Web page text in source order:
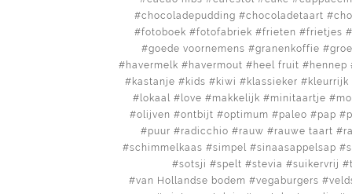
chocoladepudding
chocoladetaart
fotoboek
fotofabriek frieten frietjes
goede voornemens
granenkoffie
havermelk
havermout heel fruit hennep
kastanje
kids kiwi klassieker kleurrijk
lokaal
love makkelijk minitaartje
olijven
ontbijt optimum paleo pap
puur
radicchio rauw rauwe taart
schimmelkaas
simpel sinaasappelsap
sotsji
spelt stevia suikervrij
van Hollandse bodem
vegaburgers